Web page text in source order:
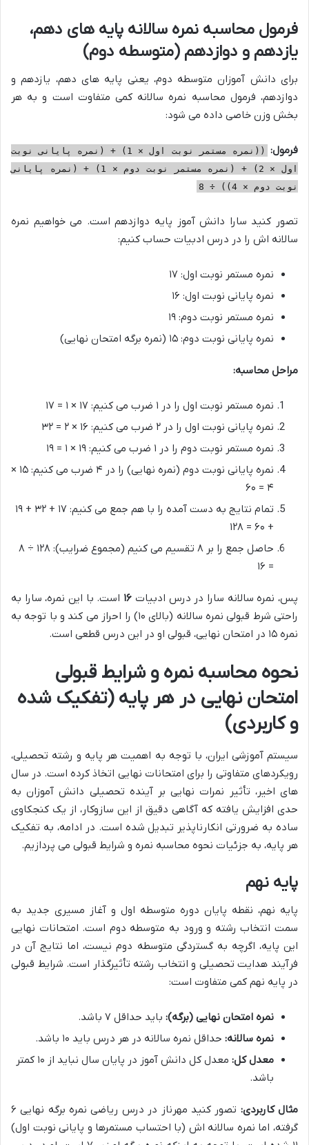
فرمول محاسبه نمره سالانه پایه های دهم،
یازدهم و دوازدهم (متوسطه دوم)
برای دانش آموزان متوسطه دوم، یعنی پایه های دهم، یازدهم و
دوازدهم، فرمول محاسبه نمره سالانه کمی متفاوت است و به هر
بخش وزن خاصی داده می شود:
فرمول:
((نمره مستمر نوبت اول × 1) + (نمره پایانی نوبت
اول × 2) + (نمره مستمر نوبت دوم × 1) + (نمره پایانی
نوبت دوم × 4)) ÷ 8
تصور کنید سارا دانش آموز پایه دوازدهم است. می خواهیم نمره
سالانه اش را در درس ادبیات حساب کنیم:
نمره مستمر نوبت اول: ۱۷
نمره پایانی نوبت اول: ۱۶
نمره مستمر نوبت دوم: ۱۹
نمره پایانی نوبت دوم: ۱۵ (نمره برگه امتحان نهایی)
مراحل محاسبه:
نمره مستمر نوبت اول را در ۱ ضرب می کنیم: ۱۷ × ۱ = ۱۷
نمره پایانی نوبت اول را در ۲ ضرب می کنیم: ۱۶ × ۲ = ۳۲
نمره مستمر نوبت دوم را در ۱ ضرب می کنیم: ۱۹ × ۱ = ۱۹
نمره پایانی نوبت دوم (نمره نهایی) را در ۴ ضرب می کنیم: ۱۵ ×
۴ = ۶۰
تمام نتایج به دست آمده را با هم جمع می کنیم: ۱۷ + ۳۲ + ۱۹
+ ۶۰ = ۱۲۸
حاصل جمع را بر ۸ تقسیم می کنیم (مجموع ضرایب): ۱۲۸ ÷ ۸
= ۱۶
پس، نمره سالانه سارا در درس ادبیات ۱۶ است. با این نمره، سارا به
راحتی شرط قبولی نمره سالانه (بالای ۱۰) را احراز می کند و با توجه به
نمره ۱۵ در امتحان نهایی، قبولی او در این درس قطعی است.
نحوه محاسبه نمره و شرایط قبولی
امتحان نهایی در هر پایه (تفکیک شده
و کاربردی)
سیستم آموزشی ایران، با توجه به اهمیت هر پایه و رشته تحصیلی،
رویکردهای متفاوتی را برای امتحانات نهایی اتخاذ کرده است. در سال
های اخیر، تأثیر نمرات نهایی بر آینده تحصیلی دانش آموزان به
حدی افزایش یافته که آگاهی دقیق از این سازوکار، از یک کنجکاوی
ساده به ضرورتی انکارناپذیر تبدیل شده است. در ادامه، به تفکیک
هر پایه، به جزئیات نحوه محاسبه نمره و شرایط قبولی می پردازیم.
پایه نهم
پایه نهم، نقطه پایان دوره متوسطه اول و آغاز مسیری جدید به
سمت انتخاب رشته و ورود به متوسطه دوم است. امتحانات نهایی
این پایه، اگرچه به گستردگی متوسطه دوم نیست، اما نتایج آن در
فرآیند هدایت تحصیلی و انتخاب رشته تأثیرگذار است. شرایط قبولی
در پایه نهم کمی متفاوت است:
نمره امتحان نهایی (برگه): باید حداقل ۷ باشد.
نمره سالانه: حداقل نمره سالانه در هر درس باید ۱۰ باشد.
معدل کل:
معدل کل دانش آموز در پایان سال نباید از ۱۰ کمتر
باشد.
مثال کاربردی:
تصور کنید مهرناز در درس ریاضی نمره برگه نهایی ۶
گرفته، اما نمره سالانه اش (با احتساب مستمرها و پایانی نوبت اول)